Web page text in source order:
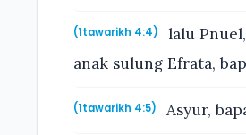
(1tawarikh 4:4)
lalu
anak sulung Efrata,
(1tawarikh 4:5) Asyur,